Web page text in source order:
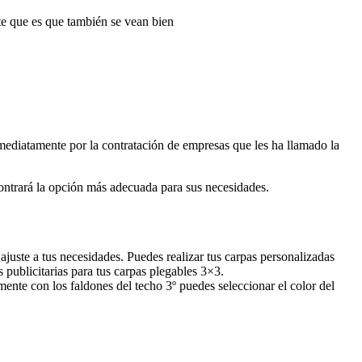
que es que también se vean bien
por la contratación de empresas que les ha llamado la
la opción más adecuada para sus necesidades.
a tus necesidades. Puedes realizar tus carpas personalizadas
publicitarias para tus carpas plegables 3×3.
con los faldones del techo 3º puedes seleccionar el color del